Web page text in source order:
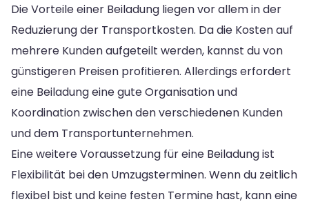
Die Vorteile einer Beiladung liegen vor allem in der
Reduzierung der Transportkosten. Da die Kosten auf
mehrere Kunden aufgeteilt werden, kannst du von
günstigeren Preisen profitieren. Allerdings erfordert
eine Beiladung eine gute Organisation und
Koordination zwischen den verschiedenen Kunden
und dem Transportunternehmen.
Eine weitere Voraussetzung für eine Beiladung ist
Flexibilität bei den Umzugsterminen. Wenn du zeitlich
flexibel bist und keine festen Termine hast, kann eine